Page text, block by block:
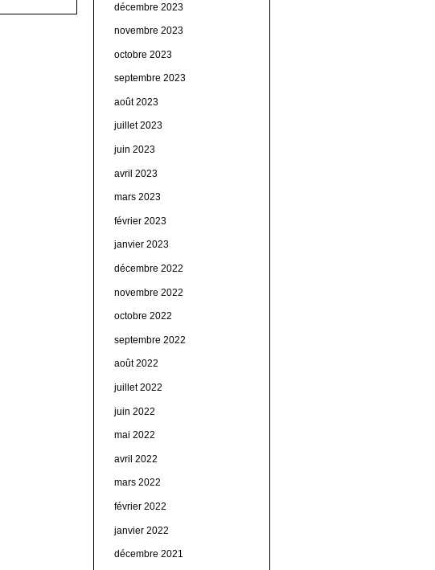
décembre 2023
novembre 2023
octobre 2023
septembre 2023
août 2023
juillet 2023
juin 2023
avril 2023
mars 2023
février 2023
janvier 2023
décembre 2022
novembre 2022
octobre 2022
septembre 2022
août 2022
juillet 2022
juin 2022
mai 2022
avril 2022
mars 2022
février 2022
janvier 2022
décembre 2021